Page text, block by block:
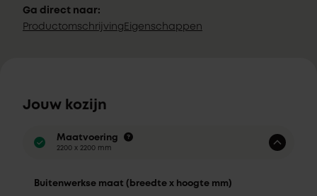
Ga direct naar:
Productomschrijving Eigenschappen
Jouw kozijn
Maatvoering
2200 x 2200 mm
Buitenwerkse maat (breedte x hoogte mm)